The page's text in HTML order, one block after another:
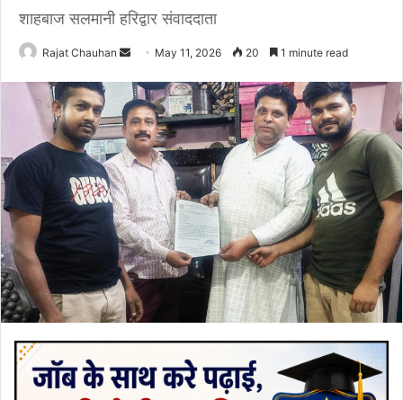
शाहबाज सलमानी हरिद्वार संवाददाता
Rajat Chauhan
Send
email
May 11, 2026 20 1 minute read